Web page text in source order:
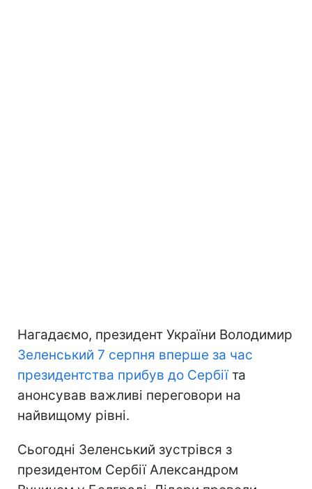
Нагадаємо, президент України Володимир
Зеленський 7 серпня вперше за час
президентства прибув до Сербіїта
анонсував важливі переговори на
найвищому рівні.
Сьогодні Зеленський зустрівся з
президентом Сербії Александром